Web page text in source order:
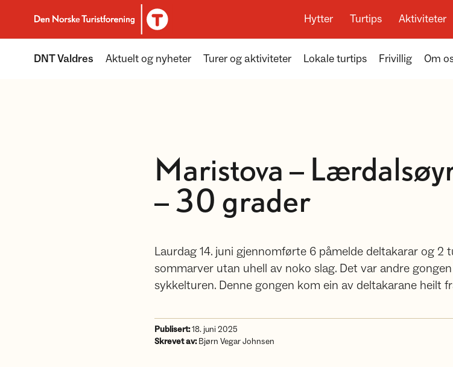
Til DNT.no forside
Hytter Turtips Aktiviteter
DNT Valdres Aktuelt og nyheter Turer og aktiviteter Lokale turtips Frivillig Om
Maristova –
– 30 grader
Laurdag 14. juni gjennomførte 6 påmelde deltakarar og
sommarver utan uhell av noko slag. Det var andre
sykkelturen. Denne gongen kom ein av deltakarane heilt
Publisert:18. juni 2025
Skrevet av:Bjørn Vegar Johnsen